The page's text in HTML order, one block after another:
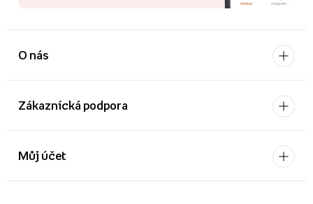
O nás
Zákaznícká podpora
Můj účet